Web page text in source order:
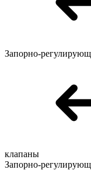
Запорно-
клапаны
Запорно-